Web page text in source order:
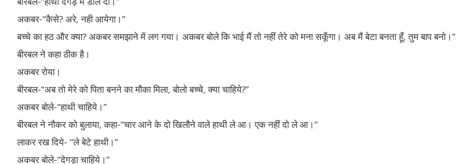
अकबर-“कैसे? अरे, नही आयेगा।”
बच्चे का हठ और क्या? अकबर समझाने में लग गया। अकबर बोले कि भाई मैं तो नहीं तेरे को मना सकूँगा। अब मैं बेटा बनता हूँ, तुम बाप बनो।”
बीरबल ने कहा ठीक है।
अकबर रोया।
बीरबल-“अब तो मेरे को पिता बनने का मौका मिला, बोलो बच्चे, क्या चाहिये?”
अकबर बोले-“हाथी चाहिये।”
बीरबल ने नौकर को बुलाया, कहा-“चार आने के दो खिलौने वाले हाथी ले आ। एक नहीं दो ले आ।”
लाकर रख दिये- “ले बेटे हाथी।”
अकबर बोले-“देगड़ा चाहिये।”